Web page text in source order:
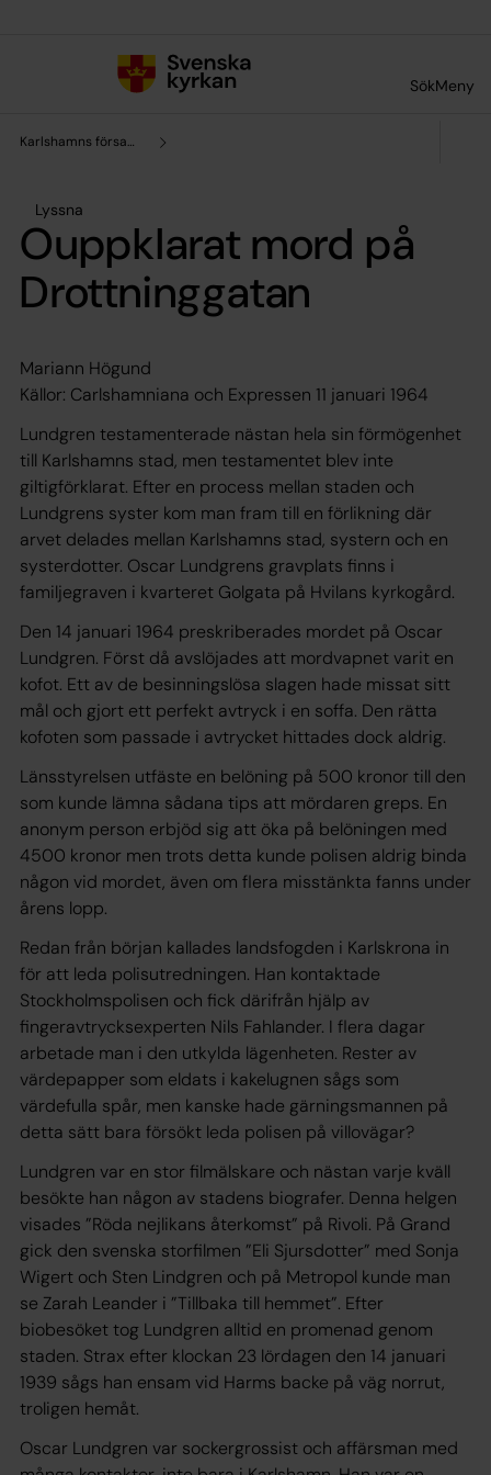
SökMeny
Karlshamns församling
Lyssna
Ouppklarat mord på
Drottninggatan
Mariann Högund
Källor: Carlshamniana och Expressen 11 januari 1964
Lundgren testamenterade nästan hela sin förmögenhet
till Karlshamns stad, men testamentet blev inte
giltigförklarat. Efter en process mellan staden och
Lundgrens syster kom man fram till en förlikning där
arvet delades mellan Karlshamns stad, systern och en
systerdotter. Oscar Lundgrens gravplats finns i
familjegraven i kvarteret Golgata på Hvilans kyrkogård.
Den 14 januari 1964 preskriberades mordet på Oscar
Lundgren. Först då avslöjades att mordvapnet varit en
kofot. Ett av de besinningslösa slagen hade missat sitt
mål och gjort ett perfekt avtryck i en soffa. Den rätta
kofoten som passade i avtrycket hittades dock aldrig.
Länsstyrelsen utfäste en belöning på 500 kronor till den
som kunde lämna sådana tips att mördaren greps. En
anonym person erbjöd sig att öka på belöningen med
4500 kronor men trots detta kunde polisen aldrig binda
någon vid mordet, även om flera misstänkta fanns under
årens lopp.
Redan från början kallades landsfogden i Karlskrona in
för att leda polisutredningen. Han kontaktade
Stockholmspolisen och fick därifrån hjälp av
fingeravtrycksexperten Nils Fahlander. I flera dagar
arbetade man i den utkylda lägenheten. Rester av
värdepapper som eldats i kakelugnen sågs som
värdefulla spår, men kanske hade gärningsmannen på
detta sätt bara försökt leda polisen på villovägar?
Lundgren var en stor filmälskare och nästan varje kväll
besökte han någon av stadens biografer. Denna helgen
visades ”Röda nejlikans återkomst” på Rivoli. På Grand
gick den svenska storfilmen ”Eli Sjursdotter” med Sonja
Wigert och Sten Lindgren och på Metropol kunde man
se Zarah Leander i ”Tillbaka till hemmet”. Efter
biobesöket tog Lundgren alltid en promenad genom
staden. Strax efter klockan 23 lördagen den 14 januari
1939 sågs han ensam vid Harms backe på väg norrut,
troligen hemåt.
Oscar Lundgren var sockergrossist och affärsman med